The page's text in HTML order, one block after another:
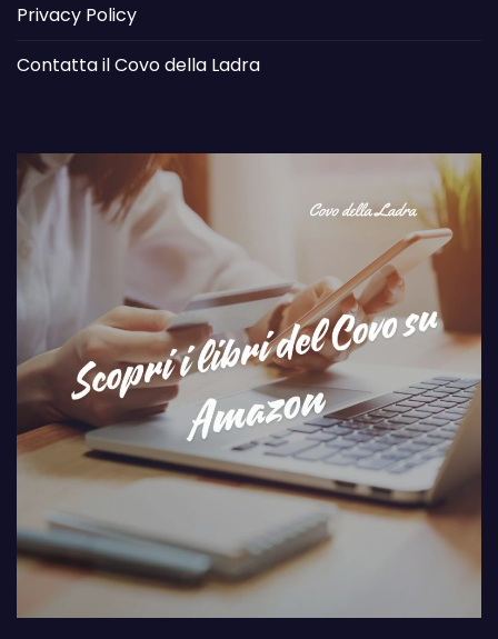
Privacy Policy
Contatta il Covo della Ladra